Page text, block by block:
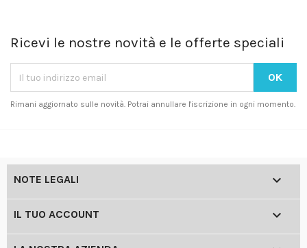
Ricevi le nostre novità e le offerte speciali
Rimani aggiornato sulle novità. Potrai annullare l'iscrizione in ogni momento.
NOTE LEGALI 
IL TUO ACCOUNT 